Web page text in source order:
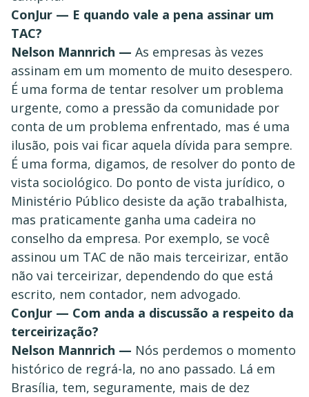
ConJur — E quando vale a pena assinar um
TAC?
Nelson Mannrich — As empresas às vezes
assinam em um momento de muito desespero.
É uma forma de tentar resolver um problema
urgente, como a pressão da comunidade por
conta de um problema enfrentado, mas é uma
ilusão, pois vai ficar aquela dívida para sempre.
É uma forma, digamos, de resolver do ponto de
vista sociológico. Do ponto de vista jurídico, o
Ministério Público desiste da ação trabalhista,
mas praticamente ganha uma cadeira no
conselho da empresa. Por exemplo, se você
assinou um TAC de não mais terceirizar, então
não vai terceirizar, dependendo do que está
escrito, nem contador, nem advogado.
ConJur — Com anda a discussão a respeito da
terceirização?
Nelson Mannrich — Nós perdemos o momento
histórico de regrá-la, no ano passado. Lá em
Brasília, tem, seguramente, mais de dez